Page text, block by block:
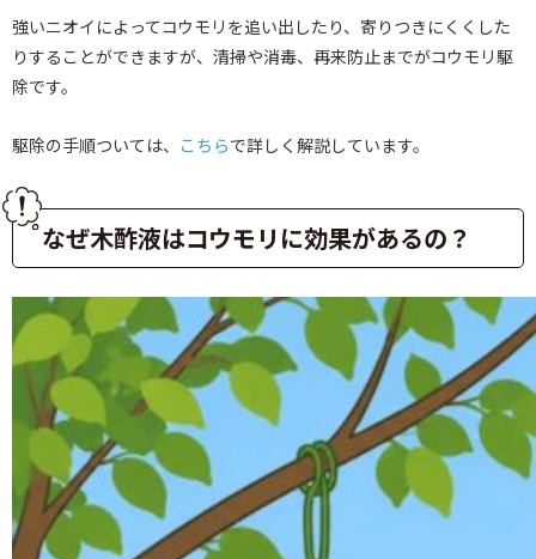
強いニオイによってコウモリを追い出したり、寄りつきにくくした
りすることができますが、清掃や消毒、再来防止までがコウモリ駆
除です。
駆除の手順ついては、 こちらで詳しく解説しています。
なぜ木酢液はコウモリに効果があるの？